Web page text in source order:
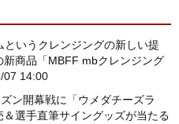
というクレンジングの新しい提
商品「MBFF mbクレンジング
07 14:00
ン開幕戦に「ウメダチーズラ
選手直筆サイングッズが当たる